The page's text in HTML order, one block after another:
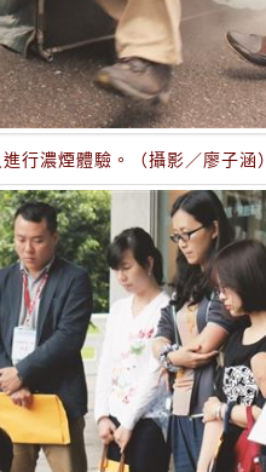
行濃煙體驗。（攝影／廖子涵）